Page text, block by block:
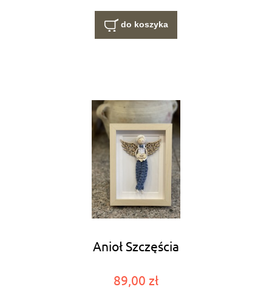
do koszyka
Anioł Szczęścia
89,00 zł